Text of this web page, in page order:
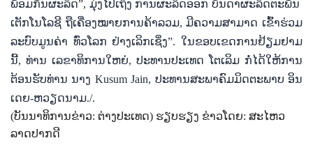
ພ້ອມ​ກັນ​ຜະ​ລິດ”, ມຸ່ງ​ໄປ​ເຖິງ​ ການ​ຜະ​ລິດ​ອອກ​ ບັນ​ດາ​ຜະ​ລິດ​ຕະ​ພັນ ​​
ເຕັກ​ໂນ​ໂລ​ຊີ ຖື​ເຄື່ອງ​ໝາຍ​ກາ​ນ​ຄ້າ​ລວມ,ມີ​ຄວາມ​ສາ​ມາດ ​ເຂົ້າ​ຮ່ວມ​
ລະ​ບົບ​ມູນ​ຄ່າ ​ທົ່​ວ​ໂລກ ​ຢ່າງ​ເລິກ​ເຊິ່ງ”. ໃນ​ຂອບ​ເຂດ​ການ​ຢ້ຽມ​ຢາມ
ນີ້, ທ່ານ ​ເລ​ຂາ​ທິ​ການ​ໃຫຍ່, ປະ​ທານ​ປະ​ເທດ ໂຕ​ເລິມ ກໍ່​ໄດ້​ໃຫ້​ການ​
ຕ້ອນ​ຮັບ​ທ່ານ​ ນາງ Kusum Jain, ປະ​ທານ​ສະ​ພາ​ຄົມ​ມິດ​ຕະ​ພາບ ອິນ​
ເດຍ-ຫວຽດ​ນາມ./.
(ບັນນາທິການຂ່າວ: ຕ່າງປະເທດ) ຮຽບຮຽງ ຂ່າວໂດຍ: ສະໄຫວ
ລາດປາກດີ